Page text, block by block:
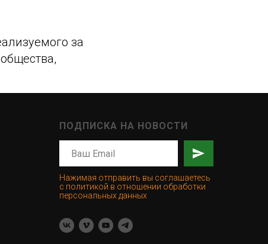
за
ПОДПИСКА НА НОВОСТИ
Нажимая отправить вы соглашаетесь
с политикой в отношении обработки
персональных данных